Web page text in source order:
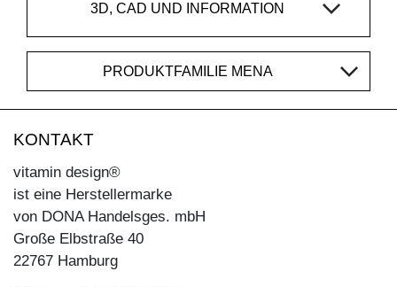
3D, CAD UND INFORMATION
PRODUKTFAMILIE MENA
KONTAKT
vitamin design®
ist eine Herstellermarke
von DONA Handelsges. mbH
Große Elbstraße 40
22767 Hamburg